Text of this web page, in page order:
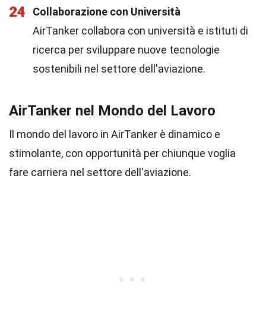
24
Collaborazione con Università
AirTanker collabora con università e istituti di
ricerca per sviluppare nuove tecnologie
sostenibili nel settore dell'aviazione.
AirTanker nel Mondo del Lavoro
Il mondo del lavoro in AirTanker è dinamico e
stimolante, con opportunità per chiunque voglia
fare carriera nel settore dell'aviazione.